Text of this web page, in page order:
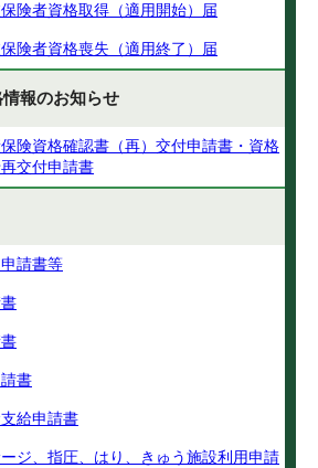
険者資格取得（適用開始）届
険者資格喪失（適用終了）届
報のお知らせ
険資格確認書（再）交付申請書・資格
交付申請書
請書等
書
給申請書
ジ、指圧、はり、きゅう施設利用申請